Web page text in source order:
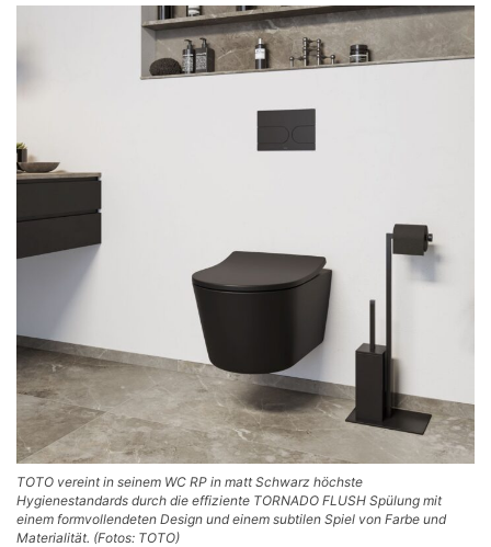
TOTO vereint in seinem WC RP in matt Schwarz höchste
Hygienestandards durch die effiziente TORNADO FLUSH Spülung mit
einem formvollendeten Design und einem subtilen Spiel von Farbe und
Materialität. (Fotos: TOTO)